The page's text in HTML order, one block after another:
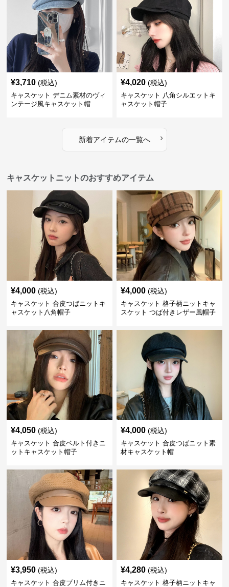
¥3,710 (税込)
キャスケット デニム素材のヴィ
ンテージ風キャスケット帽
¥4,020 (税込)
キャスケット 八角シルエットキ
ャスケット帽子
新着アイテムの一覧へ ›
キャスケットニットのおすすめアイテム
¥4,000 (税込)
キャスケット 合皮つばニットキ
ャスケット八角帽子
¥4,000 (税込)
キャスケット 格子柄ニットキャ
スケット つば付きレザー風帽子
¥4,050 (税込)
キャスケット 合皮ベルト付きニ
ットキャスケット帽子
¥4,000 (税込)
キャスケット 合皮つばニット素
材キャスケット帽
¥3,950 (税込)
キャスケット 合皮ブリム付きニ
¥4,280 (税込)
キャスケット 格子柄ニットキャ